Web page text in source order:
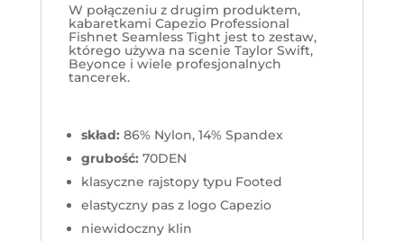
W połączeniu z drugim produktem,
kabaretkami Capezio Professional
Fishnet Seamless Tight jest to zestaw,
którego używa na scenie Taylor Swift,
Beyonce i wiele profesjonalnych
tancerek.
skład: 86% Nylon, 14% Spandex
grubość: 70DEN
klasyczne rajstopy typu Footed
elastyczny pas z logo Capezio
niewidoczny klin